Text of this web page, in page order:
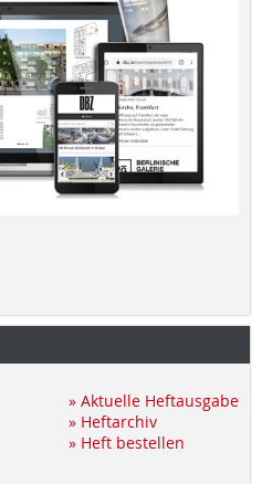
» Aktuelle Heftausgabe
» Heftarchiv
» Heft bestellen